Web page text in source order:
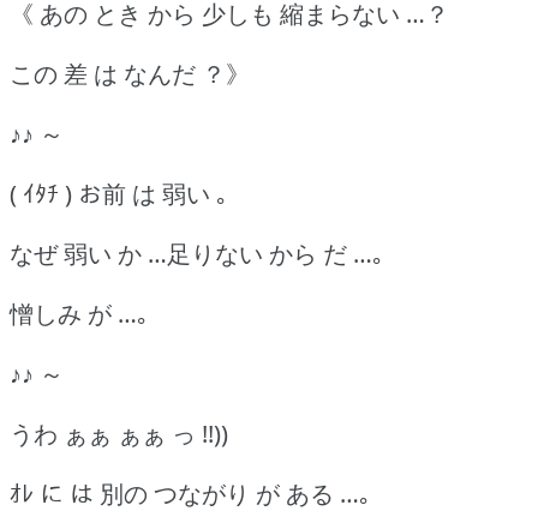
《 あの とき から 少しも 縮まらない …？
この 差 は なんだ ？》
♪♪ ～
( ｲﾀﾁ ) お前 は 弱い ｡
なぜ 弱い か …足りない から だ …｡
憎しみ が …｡
♪♪ ～
うわ ぁぁ ぁぁ っ !!))
ｵﾚ に は 別の つながり が ある …｡